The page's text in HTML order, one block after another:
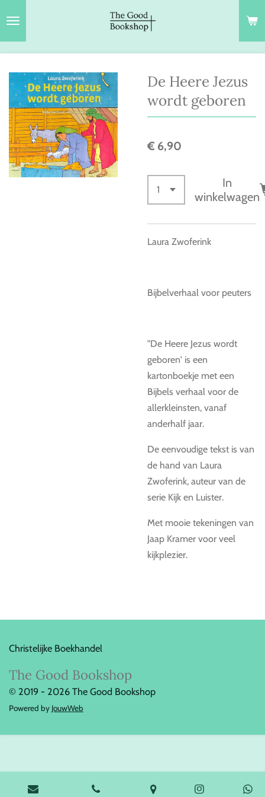
hoofdinhoud
De Heere Jezus
wordt geboren
€ 6,90
In
winkelwagen
Laura Zwoferink
Bijbelverhaal voor peuters
"De Heere Jezus wordt
geboren' is een
kartonboekje met een
Bijbels verhaal voor de
allerkleinsten, vanaf
anderhalf jaar.
De eenvoudige tekst is van
de hand van Laura
Zwoferink, auteur van de
serie Kijk en Luister.
Met mooie tekeningen van
Jaap Kramer voor veel
kijkplezier.
Christelijke Boekhandel
The Good Bookshop
© 2019 - 2026 The Good Bookshop
Powered by JouwWeb